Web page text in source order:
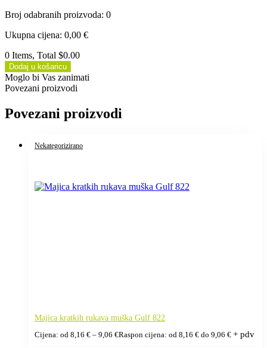
Broj odabranih proizvoda: 0
Ukupna cijena: 0,00 €
0 Items, Total $0.00
Dodaj u košaricu
Moglo bi Vas zanimati
Povezani proizvodi
Povezani proizvodi
Nekategorizirano
Majica kratkih rukava muška Gulf 822
Cijena: od 8,16 € – 9,06 €Raspon cijena: od 8,16 € do 9,06 € + pdv